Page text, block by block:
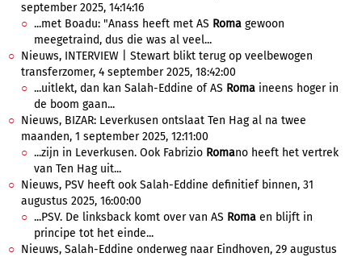
september 2025, 14:14:16
...met Boadu: "Anass heeft met AS Roma gewoon
meegetraind, dus die was al veel...
Nieuws, INTERVIEW | Stewart blikt terug op veelbewogen
transferzomer, 4 september 2025, 18:42:00
...uitlekt, dan kan Salah-Eddine of AS Roma ineens hoger in
de boom gaan...
Nieuws, BIZAR: Leverkusen ontslaat Ten Hag al na twee
maanden, 1 september 2025, 12:11:00
...zijn in Leverkusen. Ook Fabrizio Romano heeft het vertrek
van Ten Hag uit...
Nieuws, PSV heeft ook Salah-Eddine definitief binnen, 31
augustus 2025, 16:00:00
...PSV. De linksback komt over van AS Roma en blijft in
principe tot het einde...
Nieuws, Salah-Eddine onderweg naar Eindhoven, 29 augustus